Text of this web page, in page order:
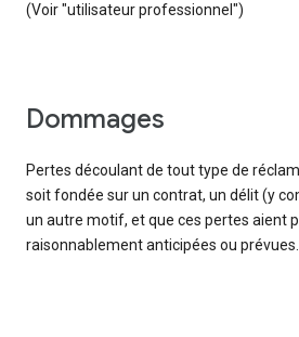
(Voir "utilisateur professionnel")
Dommages
Pertes découlant de tout type de
soit fondée sur un contrat, un délit (y
un autre motif, et que ces pertes aient
raisonnablement anticipées ou prévues.